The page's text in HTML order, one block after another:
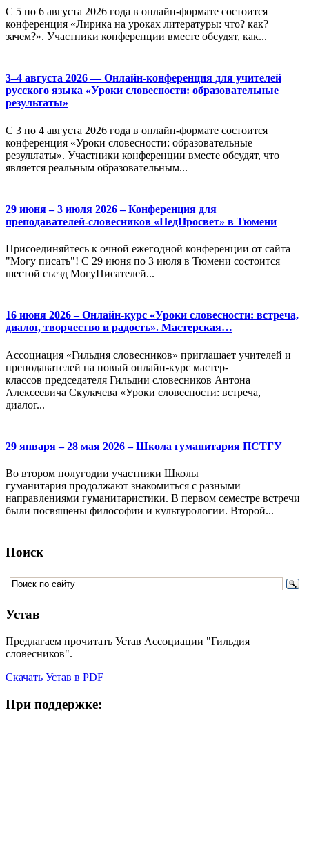
С 5 по 6 августа 2026 года в онлайн-формате состоится
конференция «Лирика на уроках литературы: что? как?
зачем?». Участники конференции вместе обсудят, как...
3–4 августа 2026 — Онлайн-конференция для учителей
русского языка «Уроки словесности: образовательные
результаты»
С 3 по 4 августа 2026 года в онлайн-формате состоится
конференция «Уроки словесности: образовательные
результаты». Участники конференции вместе обсудят, что
является реальным образовательным...
29 июня – 3 июля 2026 – Конференция для
преподавателей-словесников «ПедПросвет» в Тюмени
Присоединяйтесь к очной ежегодной конференции от сайта
"Могу писать"! С 29 июня по 3 июля в Тюмени состоится
шестой съезд МогуПисателей...
16 июня 2026 – Онлайн-курс «Уроки словесности: встреча,
диалог, творчество и радость». Мастерская…
Ассоциация «Гильдия словесников» приглашает учителей и
преподавателей на новый онлайн-курс мастер-
классов председателя Гильдии словесников Антона
Алексеевича Скулачева «Уроки словесности: встреча,
диалог...
29 января – 28 мая 2026 – Школа гуманитария ПСТГУ
Во втором полугодии участники Школы
гуманитария продолжают знакомиться с разными
направлениями гуманитаристики. В первом семестре встречи
были посвящены философии и культурологии. Второй...
Поиск
Устав
Предлагаем прочитать Устав Ассоциации "Гильдия
словесников".
Скачать Устав в PDF
При поддержке: